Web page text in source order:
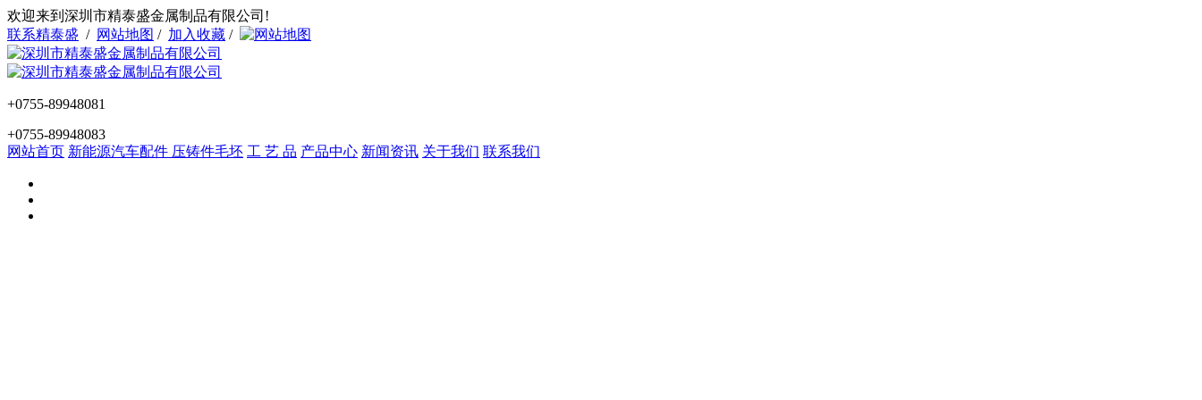
欢迎来到深圳市精泰盛金属制品有限公司!
联系精泰盛 / 网站地图 / 加入收藏 /
+0755-89948081
+0755-89948083
网站首页 新能源汽车配件 压铸件毛坯 工 艺 品 产品中心 新闻资讯 关于我们 联系我们